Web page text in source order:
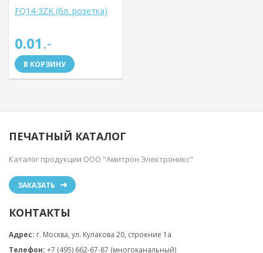
FQ14-3ZK (бл. розетка)
0.01.-
В КОРЗИНУ
ПЕЧАТНЫЙ КАТАЛОГ
Каталог продукции ООО "Амитрон Электроникс"
ЗАКАЗАТЬ
КОНТАКТЫ
Адрес: г. Москва, ул. Кулакова 20, строение 1a
Телефон: +7 (495) 662-67-87 (многоканальный)